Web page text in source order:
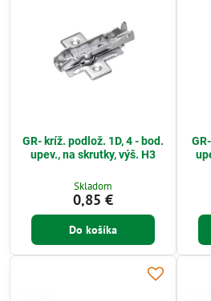
GR- kríž. podlož. 1D, 4 - bod.
upev., na skrutky, výš. H3
Skladom
0,85 €
Do košíka